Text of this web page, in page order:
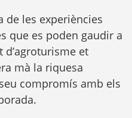
de les experiències
que es poden gaudir a
d’agroturisme et
mà la riquesa
compromís amb els